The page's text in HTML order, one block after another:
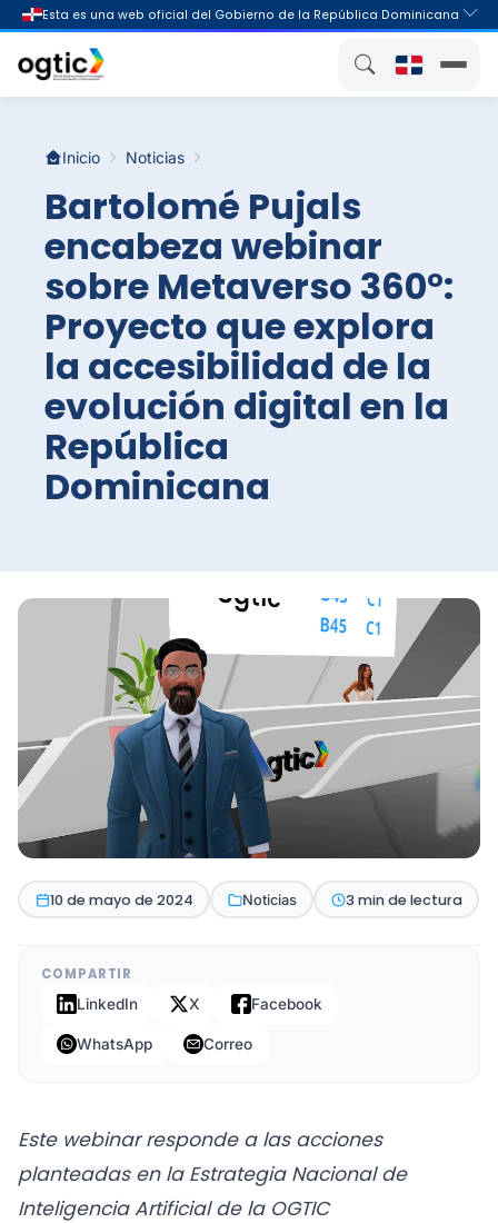
Inicio Noticias
Bartolomé Pujals
encabeza webinar
sobre Metaverso 360°:
Proyecto que explora
la accesibilidad de la
evolución digital en la
República
Dominicana
10 de mayo de 2024 Noticias 3 min de lectura
Este webinar responde a las acciones
planteadas en la Estrategia Nacional de
Inteligencia Artificial de la OGTIC
COMPARTIR
LinkedIn
X Facebook
WhatsApp Correo